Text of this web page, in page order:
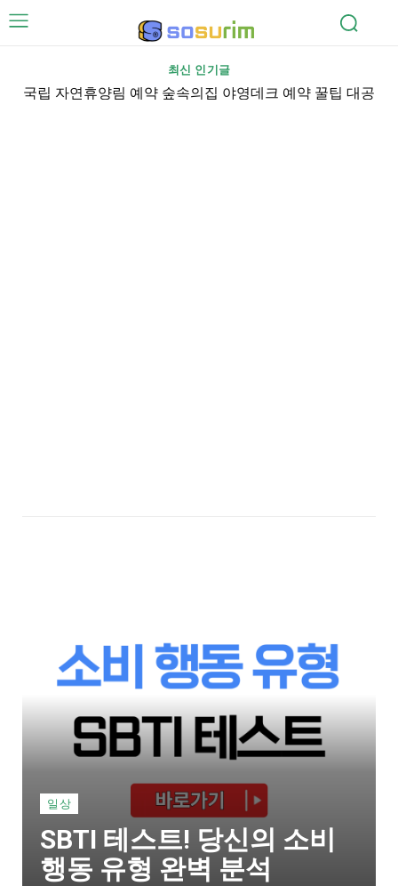
최신 인기글
국립 자연휴양림 예약 숲속의집 야영데크 예약 꿀팁 대공
2026 KBO 올스타전 중계 방송 시청 어디서? 7월 11일
일상
SBTI 테스트! 당신의 소비
행동 유형 완벽 분석